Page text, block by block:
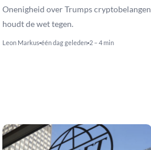
Onenigheid over Trumps cryptobelangen
houdt de wet tegen.
Leon Markus één dag geleden 2 – 4 min